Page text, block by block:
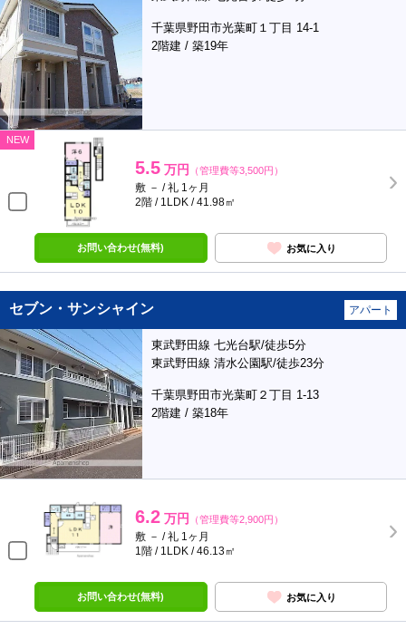
千葉県野田市光葉町１丁目 14-1
2階建 / 築19年
NEW
5.5 万円 （管理費等3,500円）
敷 － / 礼 1ヶ月
2階 / 1LDK / 41.98㎡
お問い合わせ(無料) お気に入り
セブン・サンシャイン アパート
東武野田線 七光台駅/徒歩5分
東武野田線 清水公園駅/徒歩23分
千葉県野田市光葉町２丁目 1-13
2階建 / 築18年
6.2 万円 （管理費等2,900円）
敷 － / 礼 1ヶ月
1階 / 1LDK / 46.13㎡
お問い合わせ(無料) お気に入り